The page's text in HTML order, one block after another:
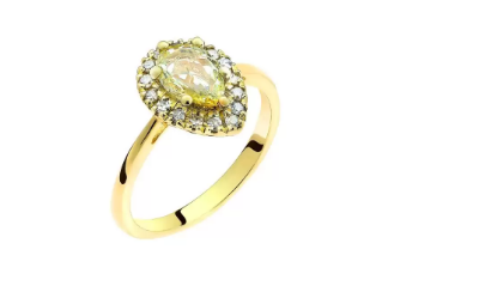
λευκά διαμάντια σε ροζ χρυσό;